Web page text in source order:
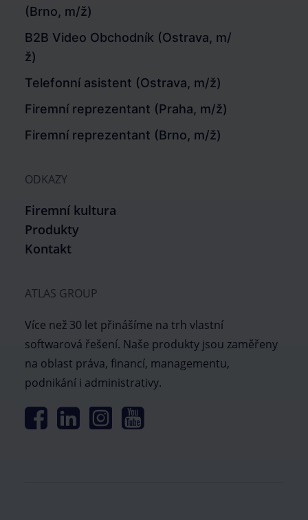
(Brno, m/ž)
B2B Video Obchodník (Ostrava, m/
ž)
Telefonní asistent (Ostrava, m/ž)
Firemní reprezentant (Praha, m/ž)
Firemní reprezentant (Brno, m/ž)
ODKAZY
Firemní kultura
Produkty
Kontakt
ATLAS GROUP
Více než 30 let přinášíme na trh vlastní
softwarová řešení. Naše produkty jsou zaměřeny
na oblast práva, financí, managementu,
podnikání i administrativy.